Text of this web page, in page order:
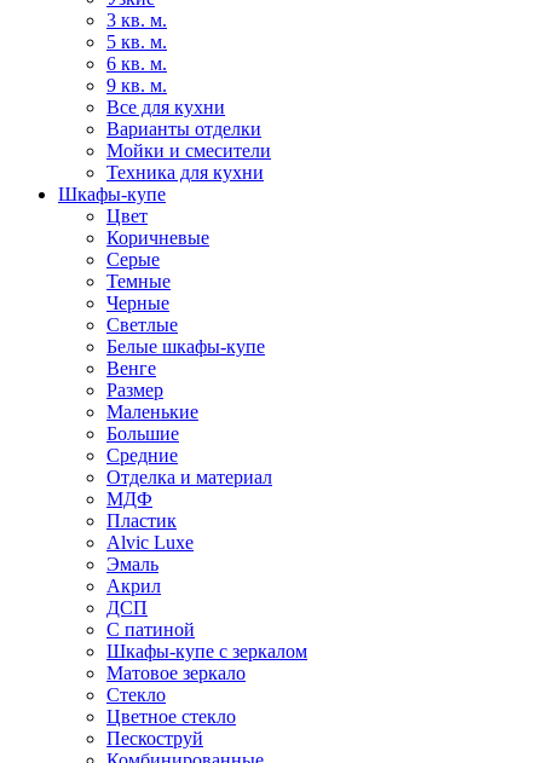
3 кв. м.
5 кв. м.
6 кв. м.
9 кв. м.
Все для кухни
Варианты отделки
Мойки и смесители
Техника для кухни
Шкафы-купе
Цвет
Коричневые
Серые
Темные
Черные
Светлые
Белые шкафы-купе
Венге
Размер
Маленькие
Большие
Средние
Отделка и материал
МДФ
Пластик
Alvic Luxe
Эмаль
Акрил
ДСП
С патиной
Шкафы-купе с зеркалом
Матовое зеркало
Стекло
Цветное стекло
Пескоструй